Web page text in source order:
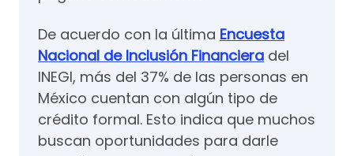
De acuerdo con la última Encuesta
Nacional de Inclusión Financiera del
INEGI, más del 37% de las personas en
México cuentan con algún tipo de
crédito formal. Esto indica que muchos
buscan oportunidades para darle